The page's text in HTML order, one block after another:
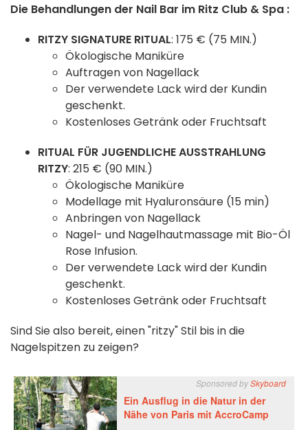
Die Behandlungen der Nail Bar im Ritz Club & Spa :
RITZY SIGNATURE RITUAL: 175 € (75 MIN.)
Ökologische Maniküre
Auftragen von Nagellack
Der verwendete Lack wird der Kundin
geschenkt.
Kostenloses Getränk oder Fruchtsaft
RITUAL FÜR JUGENDLICHE AUSSTRAHLUNG
RITZY: 215 € (90 MIN.)
Ökologische Maniküre
Modellage mit Hyaluronsäure (15 min)
Anbringen von Nagellack
Nagel- und Nagelhautmassage mit Bio-Öl
Rose Infusion.
Der verwendete Lack wird der Kundin
geschenkt.
Kostenloses Getränk oder Fruchtsaft
Sind Sie also bereit, einen "ritzy" Stil bis in die
Nagelspitzen zu zeigen?